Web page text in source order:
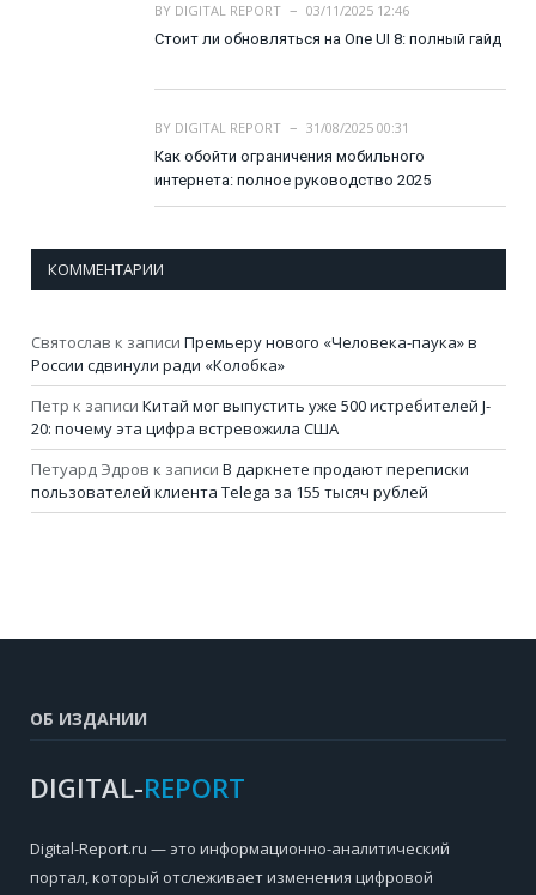
BY DIGITAL REPORT
03/11/2025 12:46
Стоит ли обновляться на One UI 8: полный гайд
BY DIGITAL REPORT
31/08/2025 00:31
Как обойти ограничения мобильного
интернета: полное руководство 2025
КОММЕНТАРИИ
Святослав к записи Премьеру нового «Человека-паука» в
России сдвинули ради «Колобка»
Петр к записи Китай мог выпустить уже 500 истребителей J-
20: почему эта цифра встревожила США
Петуард Эдров к записи В даркнете продают переписки
пользователей клиента Telega за 155 тысяч рублей
ОБ ИЗДАНИИ
DIGITAL-REPORT
Digital-Report.ru — это информационно-аналитический
портал, который отслеживает изменения цифровой